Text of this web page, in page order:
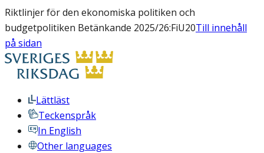
Riktlinjer för den ekonomiska politiken och
budgetpolitiken Betänkande 2025/26:FiU20Till innehåll
på sidan
Lättläst
Teckenspråk
In English
Other languages